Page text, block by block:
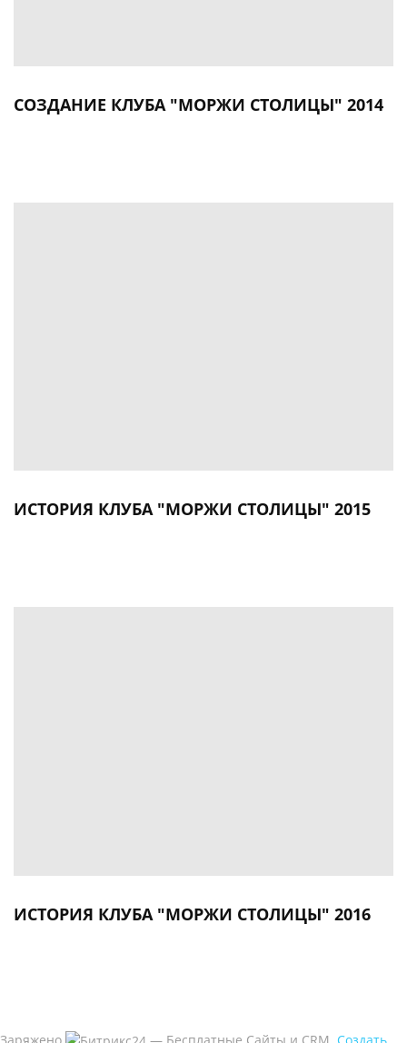
СОЗДАНИЕ КЛУБА "МОРЖИ СТОЛИЦЫ" 2014
ИСТОРИЯ КЛУБА "МОРЖИ СТОЛИЦЫ" 2015
ИСТОРИЯ КЛУБА "МОРЖИ СТОЛИЦЫ" 2016